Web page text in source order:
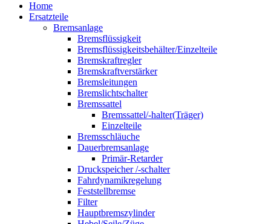
Home
Ersatzteile
Bremsanlage
Bremsflüssigkeit
Bremsflüssigkeitsbehälter/Einzelteile
Bremskraftregler
Bremskraftverstärker
Bremsleitungen
Bremslichtschalter
Bremssattel
Bremssattel/-halter(Träger)
Einzelteile
Bremsschläuche
Dauerbremsanlage
Primär-Retarder
Druckspeicher /-schalter
Fahrdynamikregelung
Feststellbremse
Filter
Hauptbremszylinder